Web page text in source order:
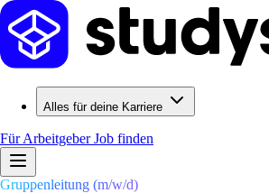
Alles für deine Karriere
Für ArbeitgeberJob finden
Gruppenleitung (m/w/d)